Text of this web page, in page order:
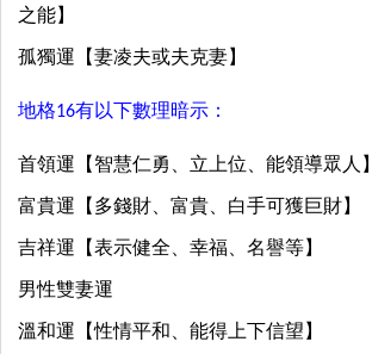
之能】
孤獨運【妻凌夫或夫克妻】
地格16有以下數理暗示：
首領運【智慧仁勇、立上位、能領導眾人】
富貴運【多錢財、富貴、白手可獲巨財】
吉祥運【表示健全、幸福、名譽等】
男性雙妻運
溫和運【性情平和、能得上下信望】